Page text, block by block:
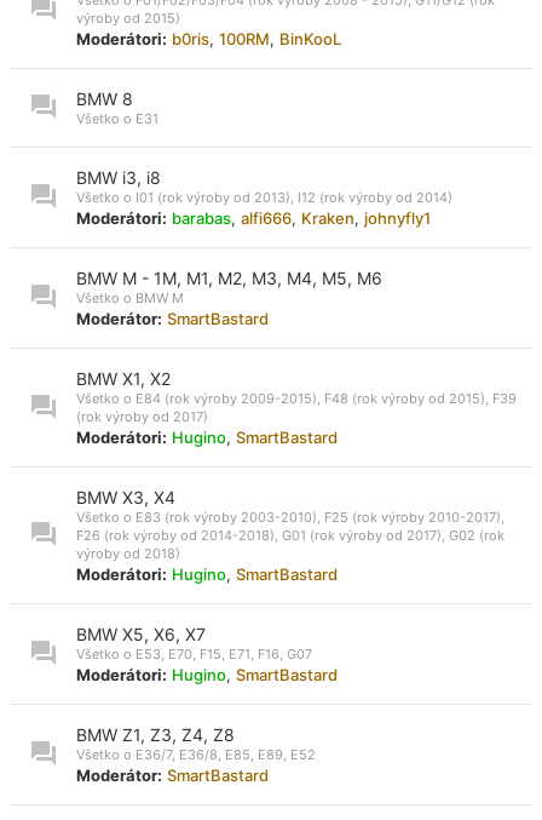
výroby od 2015)
Moderátori: b0ris, 100RM, BinKooL
BMW 8
Všetko o E31
BMW i3, i8
Všetko o I01 (rok výroby od 2013), I12 (rok výroby od 2014)
Moderátori: barabas, alfi666, Kraken, johnyfly1
BMW M - 1M, M1, M2, M3, M4, M5, M6
Všetko o BMW M
Moderátor: SmartBastard
BMW X1, X2
Všetko o E84 (rok výroby 2009-2015), F48 (rok výroby od 2015), F39
(rok výroby od 2017)
Moderátori: Hugino, SmartBastard
BMW X3, X4
Všetko o E83 (rok výroby 2003-2010), F25 (rok výroby 2010-2017),
F26 (rok výroby od 2014-2018), G01 (rok výroby od 2017), G02 (rok
výroby od 2018)
Moderátori: Hugino, SmartBastard
BMW X5, X6, X7
Všetko o E53, E70, F15, E71, F16, G07
Moderátori: Hugino, SmartBastard
BMW Z1, Z3, Z4, Z8
Všetko o E36/7, E36/8, E85, E89, E52
Moderátor: SmartBastard